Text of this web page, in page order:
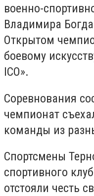
военно-
Владимира
Открытом
боевому
ICO».
Соревнования
чемпионат
команды из
Спортсмены
спортивного
отстояли честь